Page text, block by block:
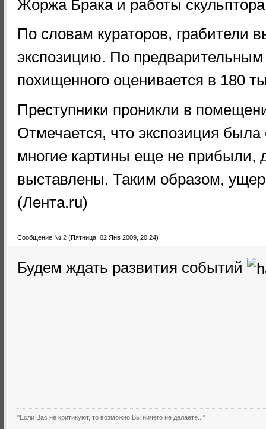
Жоржа Брака и работы
По словам кураторов, грабители
экспозицию. По
похищенного оценивается в 180
Преступники проникли в
Отмечается, что экспозиция
многие картины еще не прибыли,
выставлены. Таким образом,
(Лента.ru)
Сообщение № 2 (Пятница, 02 Янв 2009, 20:24)
Будем ждать развития событий
"Если Вас не критикуют, то возможно Вы ничего не делаете..."